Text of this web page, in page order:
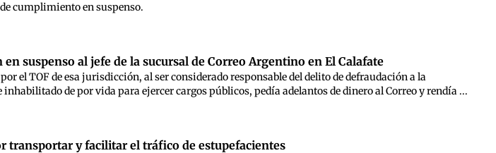
cumplimiento en suspenso.
suspenso al jefe de la sucursal de Correo Argentino en El Calafate
el TOF de esa jurisdicción, al ser considerado responsable del delito de defraudación a la
de por vida para ejercer cargos públicos, pedía adelantos de dinero al Correo y rendía ...
transportar y facilitar el tráfico de estupefacientes